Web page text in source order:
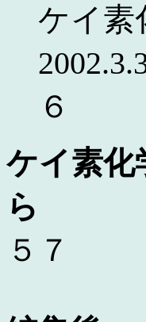
ケイ素
６
ケイ素化
ら
５７